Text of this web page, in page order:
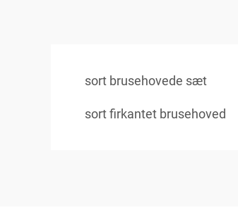
sort brusehovede sæt
sort firkantet brusehoved